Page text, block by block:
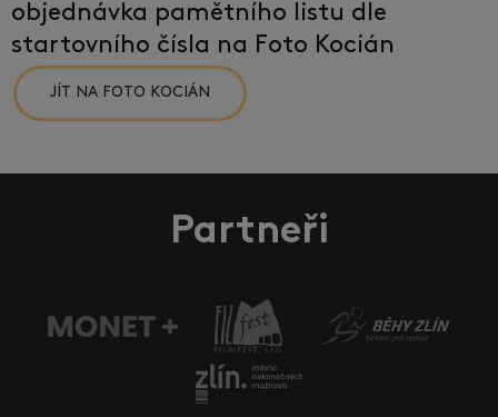
objednávka pamětního listu dle
startovního čísla na Foto Kocián
JÍT NA FOTO KOCIÁN
Partneři